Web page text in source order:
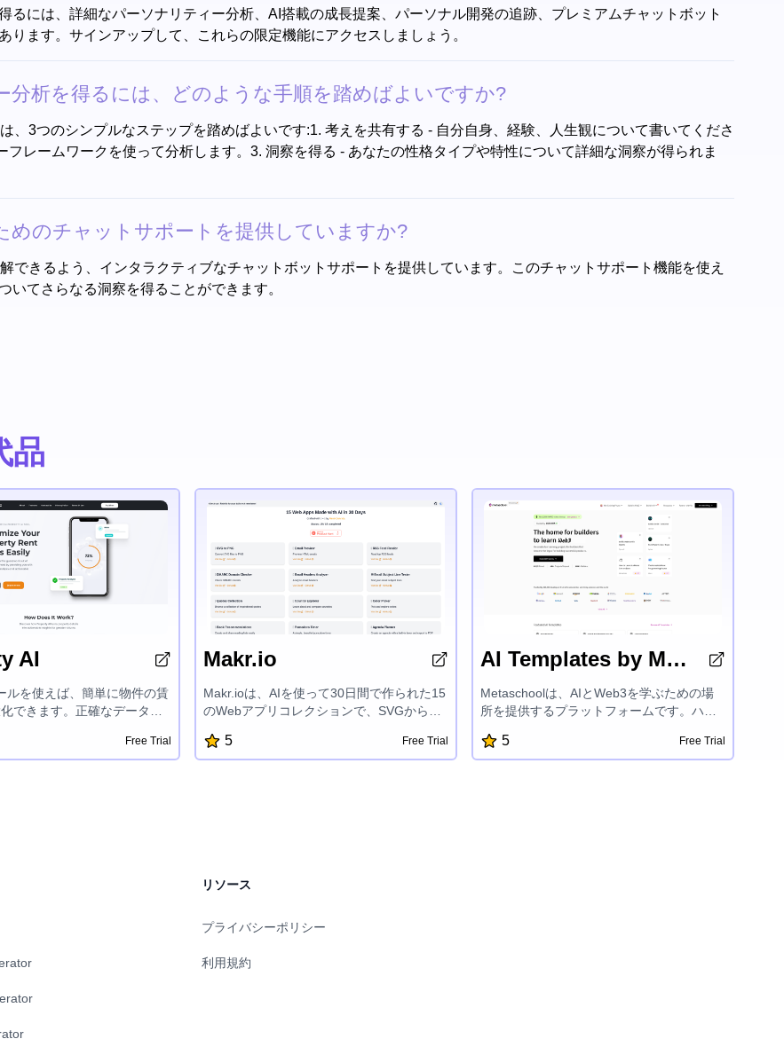
るには、詳細なパーソナリティー分析、AI搭載の成長提案、パーソナル開発の追跡、プレミアムチャットボット
ます。サインアップして、これらの限定機能にアクセスしましょう。
分析を得るには、どのような手順を踏めばよいですか?
、3つのシンプルなステップを踏めばよいです:1. 考えを共有する - 自分自身、経験、人生観について書いてくださ
レームワークを使って分析します。3. 洞察を得る - あなたの性格タイプや特性について詳細な洞察が得られま
めのチャットサポートを提供していますか?
できるよう、インタラクティブなチャットボットサポートを提供しています。このチャットサポート機能を使え
てさらなる洞察を得ることができます。
品
AI
ルを使えば、簡単に物件の賃
できます。正確なデータ分
とができます。物件価値を
評価し、リターンを伸ばす
Free Trial
Makr.io
Makr.ioは、AIを使って30日間で作られた15
のWebアプリコレクションで、SVGから
フィードリーダー、DMARCドメインチェッ
カー、Eメールヘッダーアナライザー、Eメ
デジタルワークフローを効率化するよう設
5 Free Trial
AI Templates by Metaschool
Metaschoolは、AIとWeb3を学ぶための場
所を提供するプラットフォームです。ハン
された学習トラック、エキスパートメンタ
ーシップを提供し、OpenAI、Aptos、Sui、
5 Free Trial
リソース
プライバシーポリシー
利用規約